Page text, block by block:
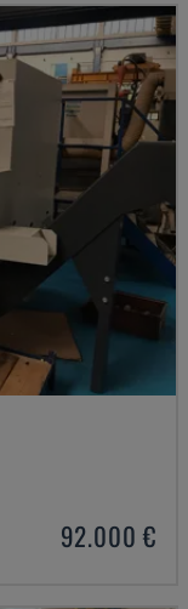
92.000 €